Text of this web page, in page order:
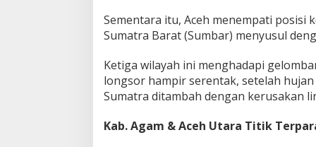
Sementara itu, Aceh menempati posisi
Sumatra Barat (Sumbar) menyusul
Ketiga wilayah ini menghadapi
longsor hampir serentak, setelah
Sumatra ditambah dengan kerusakan
Kab. Agam & Aceh Utara Titik